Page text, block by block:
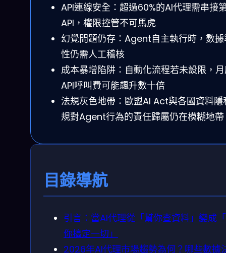
API連線安全：超過60%的AI代理需串接
API，權限控管不可馬虎
幻覺問題仍存：Agent自主執行時，數
性仍需人工稽核
成本暴增陷阱：自動化流程若未設限，
API呼叫費可能飆升數十倍
法規灰色地帶：歐盟AI Act與各國資料隱
規對Agent行為的責任歸屬仍在模糊地帶
目錄導航
引言：當AI代理從「幫你查資料」變成
你搞定一切」
2026年AI代理市場趨勢為何？哪些數據